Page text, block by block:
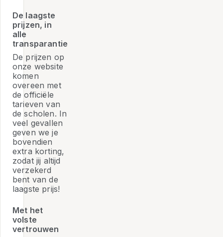
De laagste
prijzen, in
alle
transparantie
De prijzen op
onze website
komen
overeen met
de officiële
tarieven van
de scholen. In
veel gevallen
geven we je
bovendien
extra korting,
zodat jij altijd
verzekerd
bent van de
laagste prijs!
Met het
volste
vertrouwen